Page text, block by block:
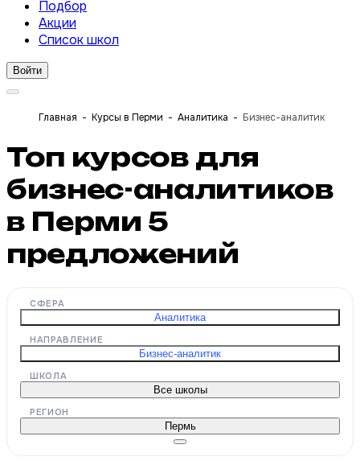
Подбор
Акции
Список школ
Войти
Главная Курсы в Перми Аналитика Бизнес-аналитик
Топ курсов для
бизнес-аналитиков
в Перми 5
предложений
СФЕРА
Аналитика
НАПРАВЛЕНИЕ
Бизнес-аналитик
ШКОЛА
Все школы
РЕГИОН
Пермь